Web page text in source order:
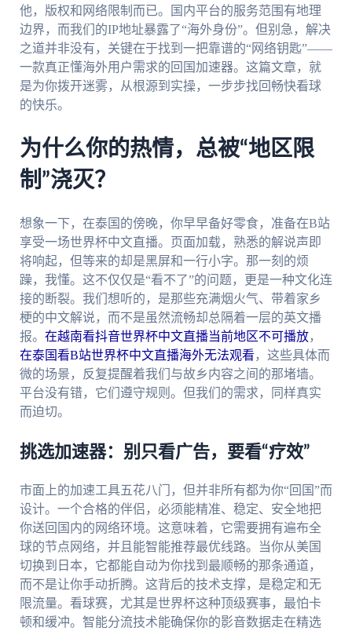
他，版权和网络限制而已。国内平台的服务范围有地理
边界，而我们的IP地址暴露了“海外身份”。但别急，解决
之道并非没有，关键在于找到一把靠谱的“网络钥匙”——
一款真正懂海外用户需求的回国加速器。这篇文章，就
是为你拨开迷雾，从根源到实操，一步步找回畅快看球
的快乐。
为什么你的热情，总被“地区限
制”浇灭？
想象一下，在泰国的傍晚，你早早备好零食，准备在B站
享受一场世界杯中文直播。页面加载，熟悉的解说声即
将响起，但等来的却是黑屏和一行小字。那一刻的烦
躁，我懂。这不仅仅是“看不了”的问题，更是一种文化连
接的断裂。我们想听的，是那些充满烟火气、带着家乡
梗的中文解说，而不是虽然流畅却总隔着一层的英文播
报。 在越南看抖音世界杯中文直播当前地区不可播放，
在泰国看B站世界杯中文直播海外无法观看 ，这些具体而
微的场景，反复提醒着我们与故乡内容之间的那堵墙。
平台没有错，它们遵守规则。但我们的需求，同样真实
而迫切。
挑选加速器：别只看广告，要看“疗效”
市面上的加速工具五花八门，但并非所有都为你“回国”而
设计。一个合格的伴侣，必须能精准、稳定、安全地把
你送回国内的网络环境。这意味着，它需要拥有遍布全
球的节点网络，并且能智能推荐最优线路。当你从美国
切换到日本，它都能自动为你找到最顺畅的那条通道，
而不是让你手动折腾。这背后的技术支撑，是稳定和无
限流量。看球赛，尤其是世界杯这种顶级赛事，最怕卡
顿和缓冲。智能分流技术能确保你的影音数据走在精选